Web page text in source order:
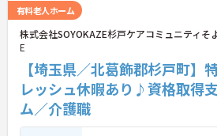
有料老人ホーム
株式会社SOYOKAZE杉戸ケアコミュニティそ
E
【埼玉県／北葛飾郡杉戸町】
レッシュ休暇あり♪資格取得
ム／介護職